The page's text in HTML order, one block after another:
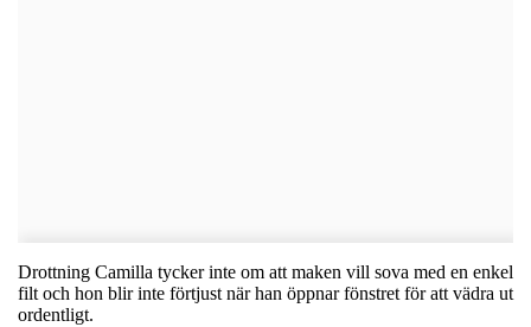
Drottning Camilla tycker inte om att maken vill sova med en enkel
filt och hon blir inte förtjust när han öppnar fönstret för att vädra ut
ordentligt.